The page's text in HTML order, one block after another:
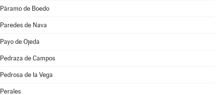
Páramo de Boedo
Paredes de Nava
Payo de Ojeda
Pedraza de Campos
Pedrosa de la Vega
Perales